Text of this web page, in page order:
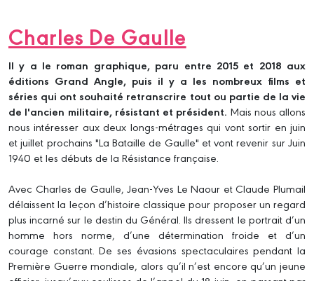
Charles De Gaulle
Il y a le roman graphique, paru entre 2015 et 2018 aux
éditions Grand Angle, puis il y a les nombreux films et
séries qui ont souhaité retranscrire tout ou partie de la vie
de l'ancien militaire, résistant et président. Mais nous allons
nous intéresser aux deux longs-métrages qui vont sortir en juin
et juillet prochains "La Bataille de Gaulle" et vont revenir sur Juin
1940 et les débuts de la Résistance française.
Avec Charles de Gaulle, Jean-Yves Le Naour et Claude Plumail
délaissent la leçon d’histoire classique pour proposer un regard
plus incarné sur le destin du Général. Ils dressent le portrait d’un
homme hors norme, d’une détermination froide et d’un
courage constant. De ses évasions spectaculaires pendant la
Première Guerre mondiale, alors qu’il n’est encore qu’un jeune